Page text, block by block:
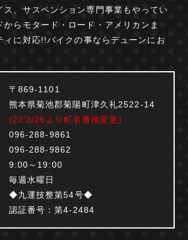
ス、サスペンション専門事業もやってい
からモタード・ロード・ アメリカンま
ィに対応!!バイクの事ならデューンにお
〒869-1101
熊本県菊池郡菊陽町津久礼2522-14
(22'2/26より町名番地変更)
096-288-9861
096-288-9862
9:00～19:00
毎週水曜日
◆九運技整第54号◆
認証番号：第4-2484